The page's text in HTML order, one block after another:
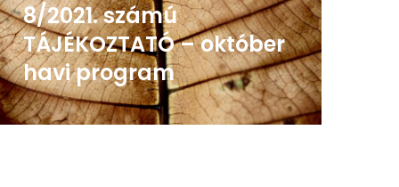
8/2021. számú
TÁJÉKOZTATÓ – október
havi program